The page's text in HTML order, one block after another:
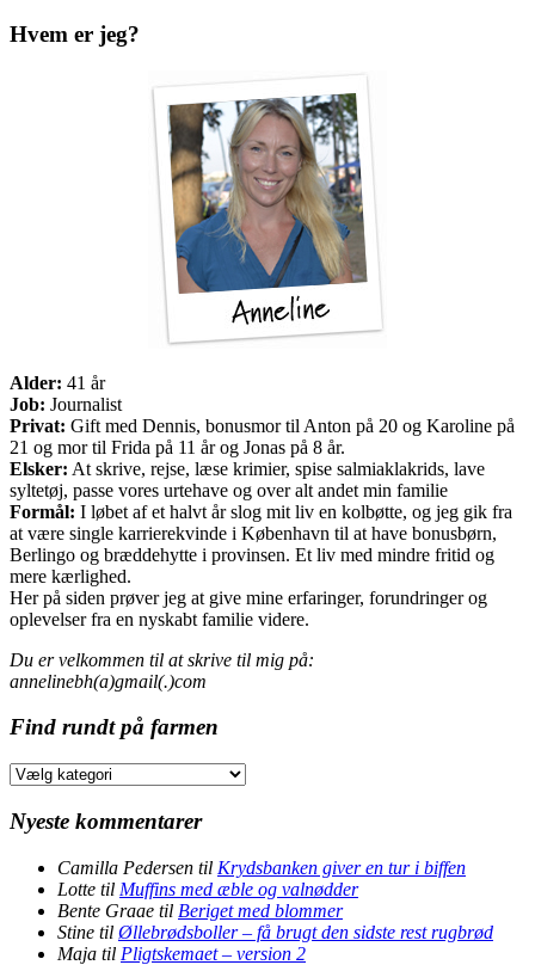
Hvem er jeg?
Alder: 41 år
Job: Journalist
Privat: Gift med Dennis, bonusmor til Anton på 20 og Karoline på
21 og mor til Frida på 11 år og Jonas på 8 år.
Elsker: At skrive, rejse, læse krimier, spise salmiaklakrids, lave
syltetøj, passe vores urtehave og over alt andet min familie
Formål: I løbet af et halvt år slog mit liv en kolbøtte, og jeg gik fra
at være single karrierekvinde i København til at have bonusbørn,
Berlingo og bræddehytte i provinsen. Et liv med mindre fritid og
mere kærlighed.
Her på siden prøver jeg at give mine erfaringer, forundringer og
oplevelser fra en nyskabt familie videre.
Du er velkommen til at skrive til mig på:
annelinebh(a)gmail(.)com
Find rundt på farmen
Find
på
farmen
Nyeste kommentarer
Camilla Pedersen til Krydsbanken giver en tur i biffen
Lotte til Muffins med æble og valnødder
Bente Graae til Beriget med blommer
Stine til Øllebrødsboller – få brugt den sidste rest rugbrød
Maja til Pligtskemaet – version 2